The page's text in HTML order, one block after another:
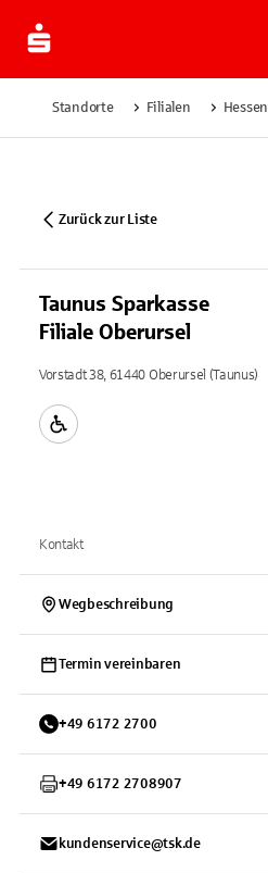
Standorte Filialen Hessen
Zurück zur Liste
Taunus Sparkasse
Filiale Oberursel
Vorstadt 38, 61440 Oberursel (Taunus)
Kontakt
Wegbeschreibung
Termin vereinbaren
+49 6172 2700
+49 6172 2708907
kundenservice@tsk.de